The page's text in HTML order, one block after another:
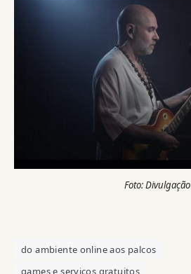
Foto: Divulgação
do ambiente online aos palcos
games e servicos gratuitos